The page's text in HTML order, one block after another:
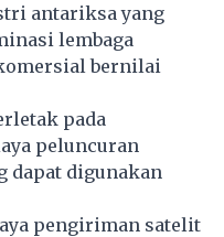
antariksa yang
lembaga
bernilai
pada
peluncuran
dapat digunakan
pengiriman satelit